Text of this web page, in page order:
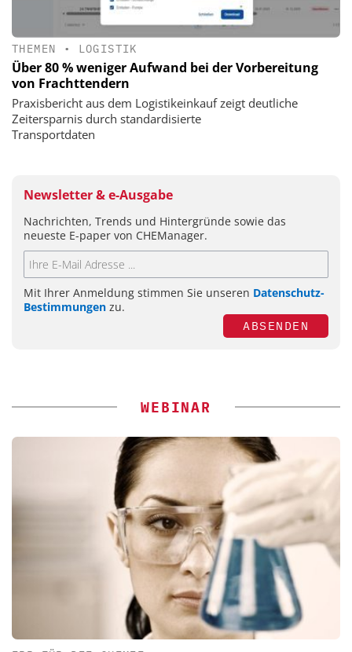
THEMEN • LOGISTIK
Über 80 % weniger Aufwand bei der Vorbereitung
von Frachttendern
Praxisbericht aus dem Logistikeinkauf zeigt deutliche
Zeitersparnis durch standardisierte
Transportdaten
Newsletter & e-Ausgabe
Nachrichten, Trends und Hintergründe sowie das
neueste E-paper von CHEManager.
Mit Ihrer Anmeldung stimmen Sie unseren Datenschutz-
Bestimmungen zu.
ABSENDEN
WEBINAR